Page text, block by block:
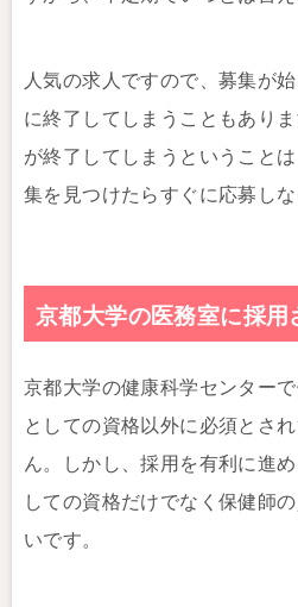
人気の求人ですので、募集が
に終了してしまうこともあり
が終了してしまうということ
集を見つけたらすぐに応募しな
京都大学の医務室に採用
京都大学の健康科学センター
としての資格以外に必須とさ
ん。しかし、採用を有利に進
しての資格だけでなく保健師
いです。